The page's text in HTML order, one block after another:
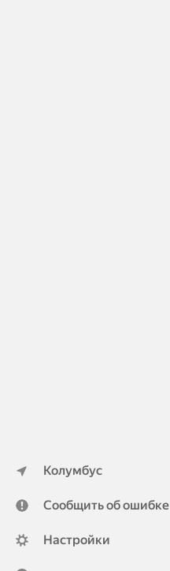
Колумбус
Сообщить об ошибке
Настройки